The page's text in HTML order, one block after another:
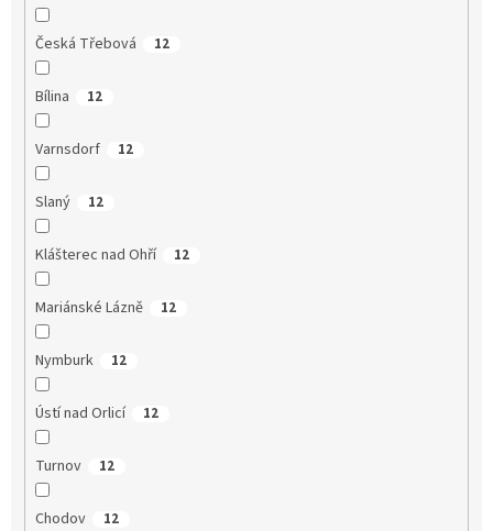
Česká Třebová 12
Bílina 12
Varnsdorf 12
Slaný 12
Klášterec nad Ohří 12
Mariánské Lázně 12
Nymburk 12
Ústí nad Orlicí 12
Turnov 12
Chodov 12